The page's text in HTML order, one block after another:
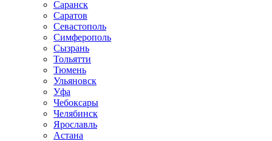
Саранск
Саратов
Севастополь
Симферополь
Сызрань
Тольятти
Тюмень
Ульяновск
Уфа
Чебоксары
Челябинск
Ярославль
Астана